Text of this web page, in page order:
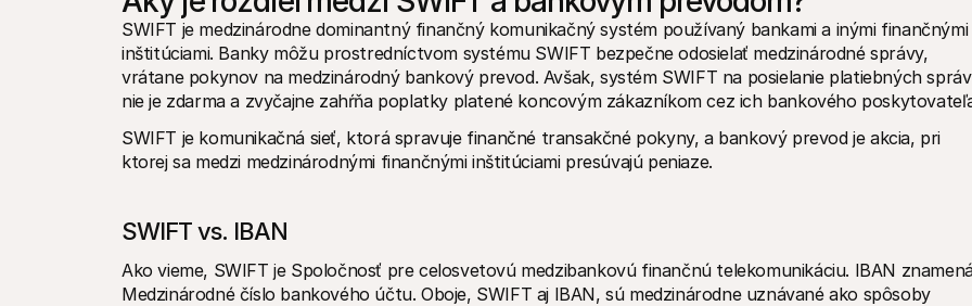
SWIFT je medzinárodne dominantný finančný komunikačný systém používaný bankami a inými finančnými
inštitúciami. Banky môžu prostredníctvom systému SWIFT bezpečne odosielať medzinárodné správy,
vrátane pokynov na medzinárodný bankový prevod. Avšak, systém SWIFT na posielanie platiebných správ
nie je zdarma a zvyčajne zahŕňa poplatky platené koncovým zákazníkom cez ich bankového
SWIFT je komunikačná sieť, ktorá spravuje finančné transakčné pokyny, a bankový prevod je akcia, pri
ktorej sa medzi medzinárodnými finančnými inštitúciami presúvajú peniaze.
SWIFT vs. IBAN
Ako vieme, SWIFT je Spoločnosť pre celosvetovú medzibankovú finančnú telekomunikáciu. IBAN
Medzinárodné číslo bankového účtu. Oboje, SWIFT aj IBAN, sú medzinárodne uznávané ako spôsoby